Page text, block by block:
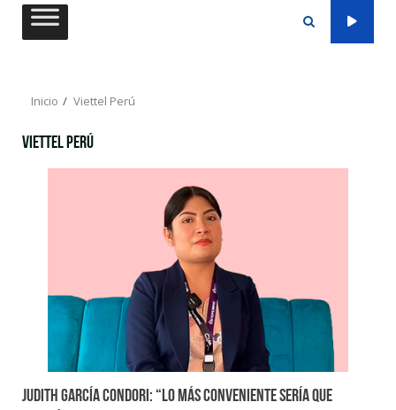
Saltar
Inicio Viettel Perú
Viettel Perú
Judith García Condori: “Lo más conveniente sería que